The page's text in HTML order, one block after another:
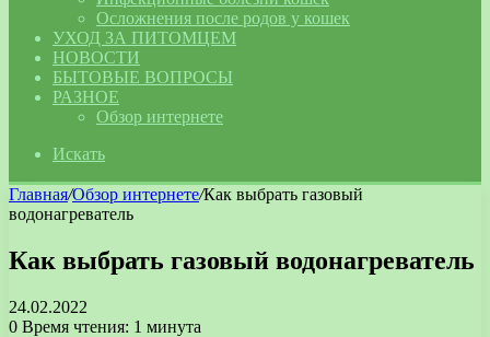
Осложнения после родов у кошек
УХОД ЗА ПИТОМЦЕМ
НОВОСТИ
БЫТОВЫЕ ВОПРОСЫ
РАЗНОЕ
Обзор интернете
Искать
Главная/Обзор интернете/Как выбрать газовый
водонагреватель
Как выбрать газовый водонагреватель
24.02.2022
0 Время чтения: 1 минута